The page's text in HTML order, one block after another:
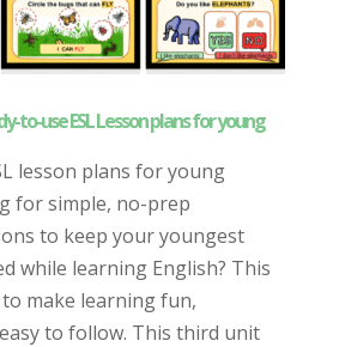
to-use ESL Lesson plans for young
lesson plans for young
for simple, no-prep
to keep your youngest
while learning English? This
make learning fun,
to follow. This third unit